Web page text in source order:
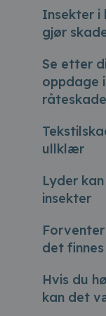
Insekter i
gjør
Se etter
oppdage
ullklær
Lyder
insekter
det
Hvis du
kan det